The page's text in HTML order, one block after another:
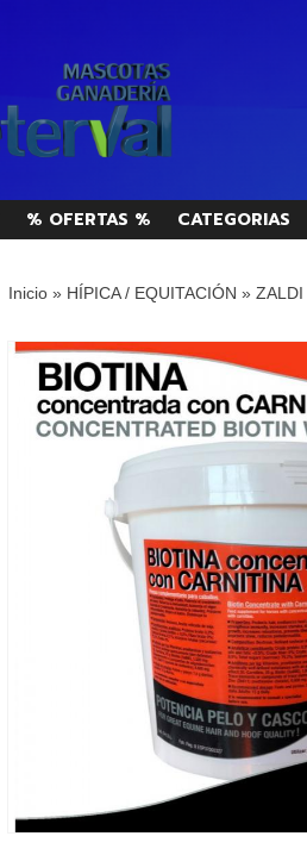
% OFERTAS % CATEGORIAS
Inicio» HÍPICA / EQUITACIÓN » ZALDI